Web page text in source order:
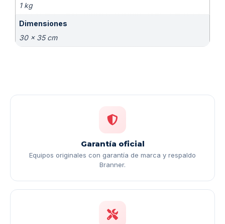
1 kg
Dimensiones
30 × 35 cm
Garantía oficial
Equipos originales con garantía de marca y respaldo
Branner.